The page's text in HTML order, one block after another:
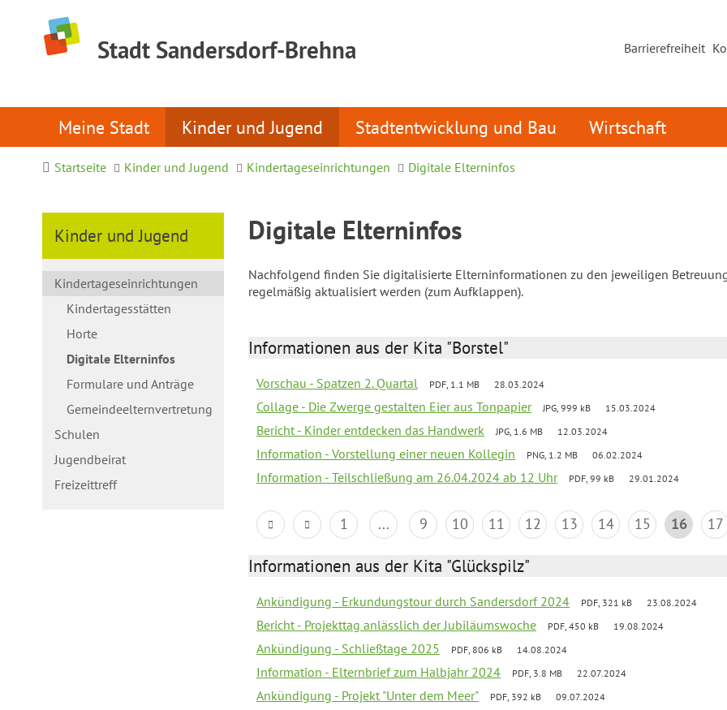
Stadt Sandersdorf-Brehna Barrierefreiheit
Meine Stadt Kinder und Jugend Stadtentwicklung und Bau Wirtschaft
Startseite Kinder und Jugend Kindertageseinrichtungen Digitale Elterninfos
Kinder und Jugend
Kindertageseinrichtungen
Kindertagesstätten
Horte
Digitale Elterninfos
Formulare und Anträge
Gemeindeelternvertretung
Schulen
Jugendbeirat
Freizeittreff
Digitale Elterninfos
Nachfolgend finden Sie digitalisierte Elterninformationen zu den jeweiligen
regelmäßig aktualisiert werden (zum Aufklappen).
Informationen aus der Kita "Borstel"
Vorschau - Spatzen 2. Quartal PDF, 1.1 MB 28.03.2024
Collage - Die Zwerge gestalten Eier aus Tonpapier JPG, 999 kB 15.03.2024
Bericht - Kinder entdecken das Handwerk JPG, 1.6 MB 12.03.2024
Information - Vorstellung einer neuen Kollegin PNG, 1.2 MB 06.02.2024
Information - Teilschließung am 26.04.2024 ab 12 Uhr PDF, 99 kB 29.01.2024
1 ... 9 10 11 12 13 14 15 16 17
Informationen aus der Kita "Glückspilz"
Ankündigung - Erkundungstour durch Sandersdorf 2024 PDF, 321 kB 23.08.2024
Bericht - Projekttag anlässlich der Jubiläumswoche PDF, 450 kB 19.08.2024
Ankündigung - Schließtage 2025 PDF, 806 kB 14.08.2024
Information - Elternbrief zum Halbjahr 2024 PDF, 3.8 MB 22.07.2024
Ankündigung - Projekt "Unter dem Meer" PDF, 392 kB 09.07.2024